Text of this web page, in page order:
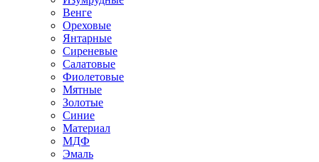
Венге
Ореховые
Янтарные
Сиреневые
Салатовые
Фиолетовые
Мятные
Золотые
Синие
Материал
МДФ
Эмаль